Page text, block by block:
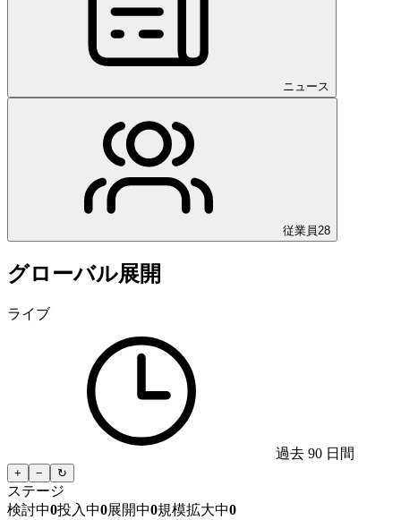
ニュース
従業員 28
グローバル展開
ライブ
過去 90 日間
+ − ↻
ステージ
検討中0投入中0展開中0規模拡大中0